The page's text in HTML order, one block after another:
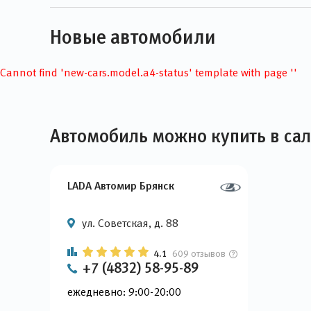
Новые автомобили
Cannot find 'new-cars.model.a4-status' template with page ''
Автомобиль можно купить в
LADA Автомир Брянск
ул. Советская, д. 88
4.1 609 отзывов
+7 (4832) 58-95-89
ежедневно: 9:00-20:00